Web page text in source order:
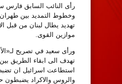
رأى النائب السابق فارس
وخطوط التمديد بين
تهديد يطال لبنان من قبل
موازين القوى.
ورأى سعيد في تصريح
تهدف الى ابقاء الطريق
استطاعت اسرائيل ان تضبط
والروس والاكراد يضبطون